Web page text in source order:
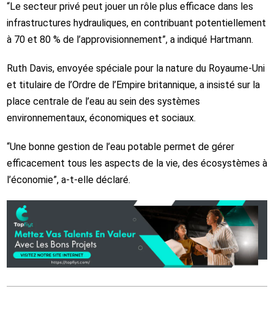
“Le secteur privé peut jouer un rôle plus efficace dans les
infrastructures hydrauliques, en contribuant potentiellement
à 70 et 80 % de l’approvisionnement”, a indiqué Hartmann.
Ruth Davis, envoyée spéciale pour la nature du Royaume‑Uni
et titulaire de l’Ordre de l’Empire britannique, a insisté sur la
place centrale de l’eau au sein des systèmes
environnementaux, économiques et sociaux.
“Une bonne gestion de l’eau potable permet de gérer
efficacement tous les aspects de la vie, des écosystèmes à
l’économie”, a‑t‑elle déclaré.